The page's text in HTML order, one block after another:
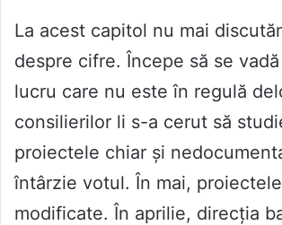
La acest capitol nu mai
despre cifre. Începe să se
lucru care nu este în regulă
consilierilor li s-a cerut să
proiectele chiar și
întârzie votul. În mai,
modificate. În aprilie, direcția